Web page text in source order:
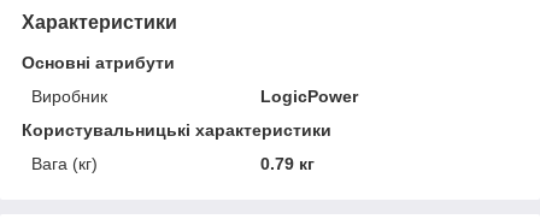
Характеристики
Основні атрибути
Виробник
LogicPower
Користувальницькі характеристики
Вага (кг)
0.79 кг